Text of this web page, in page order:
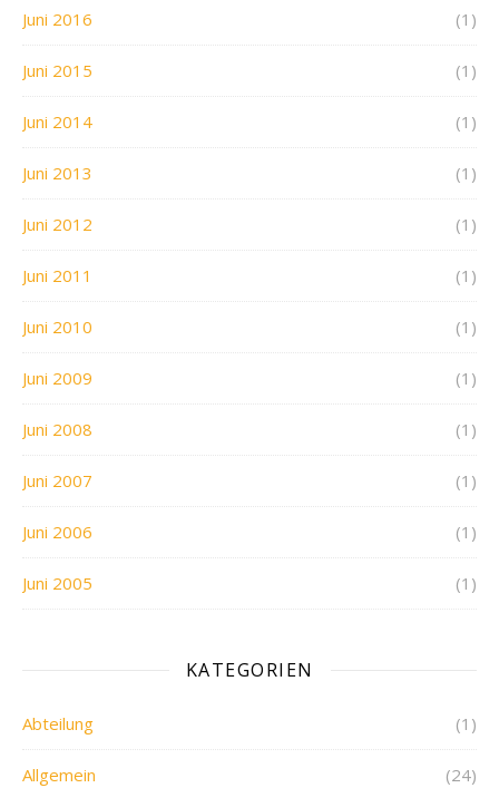
Juni 2016 (1)
Juni 2015 (1)
Juni 2014 (1)
Juni 2013 (1)
Juni 2012 (1)
Juni 2011 (1)
Juni 2010 (1)
Juni 2009 (1)
Juni 2008 (1)
Juni 2007 (1)
Juni 2006 (1)
Juni 2005 (1)
KATEGORIEN
Abteilung (1)
Allgemein (24)